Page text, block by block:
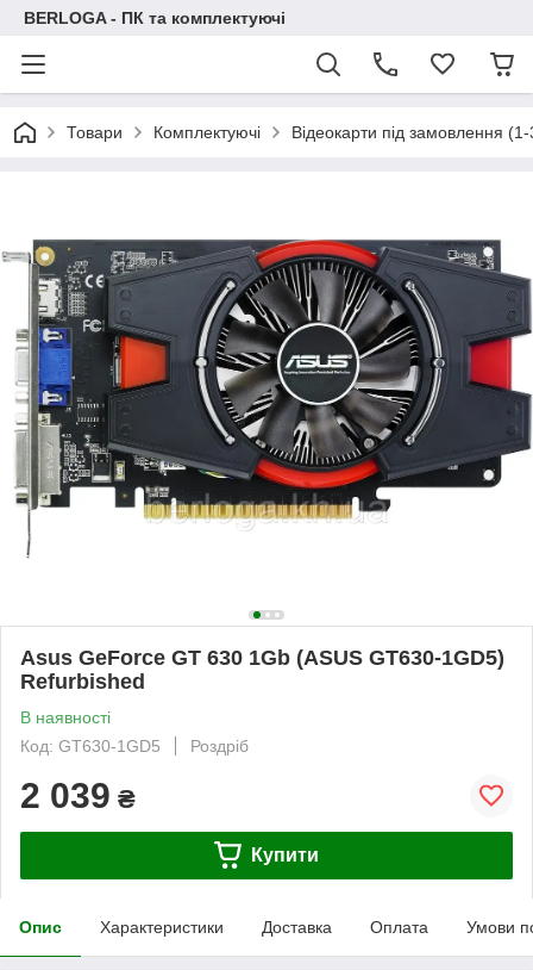
BERLOGA - ПК та комплектуючі
Товари Комплектуючі Відеокарти під замовлення (1-
Asus GeForce GT 630 1Gb (ASUS GT630-1GD5)
Refurbished
В наявності
Код: GT630-1GD5
Роздріб
2 039 ₴
Купити
Опис Характеристики Доставка Оплата Умови